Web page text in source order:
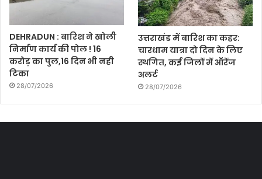
DEHRADUN : बारिश ने खोली
निर्माण कार्य की पोल ! 16
करोड़ का पुल,16 दिन भी नही
टिका
28/07/2026
उत्तराखंड में बारिश का कहर:
चारधाम यात्रा दो दिन के लिए
स्थगित, कई जिलों में ऑरेंज
अलर्ट
28/07/2026